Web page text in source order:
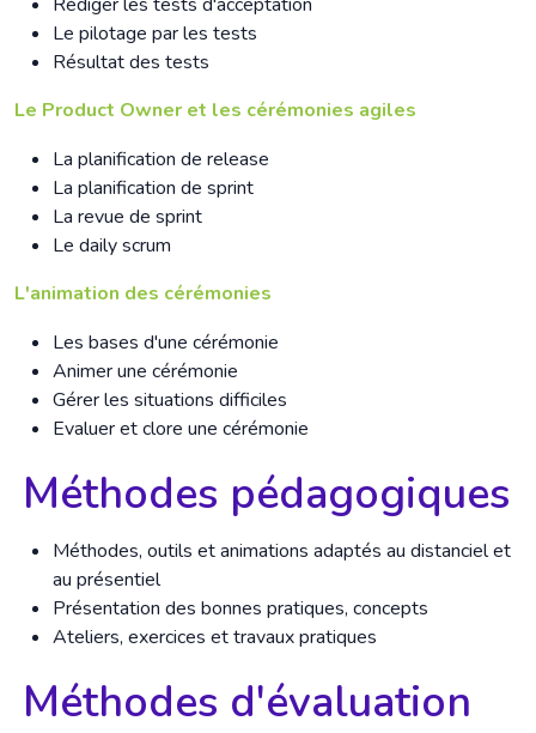
Le pilotage par les tests
Résultat des tests
Le Product Owner et les cérémonies agiles
La planification de release
La planification de sprint
La revue de sprint
Le daily scrum
L'animation des cérémonies
Les bases d'une cérémonie
Animer une cérémonie
Gérer les situations difficiles
Evaluer et clore une cérémonie
Méthodes pédagogiques
Méthodes, outils et animations adaptés au distanciel et
au présentiel
Présentation des bonnes pratiques, concepts
Ateliers, exercices et travaux pratiques
Méthodes d'évaluation